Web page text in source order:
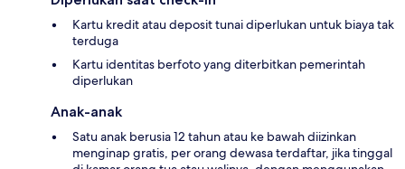
Kartu kredit atau deposit tunai diperlukan untuk biaya tak
terduga
Kartu identitas berfoto yang diterbitkan pemerintah
diperlukan
Anak-anak
Satu anak berusia 12 tahun atau ke bawah diizinkan
menginap gratis, per orang dewasa terdaftar, jika tinggal